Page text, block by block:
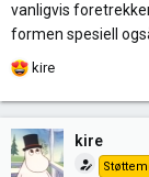
vanligvis
formen spesiell
R
k
s
kire
kire